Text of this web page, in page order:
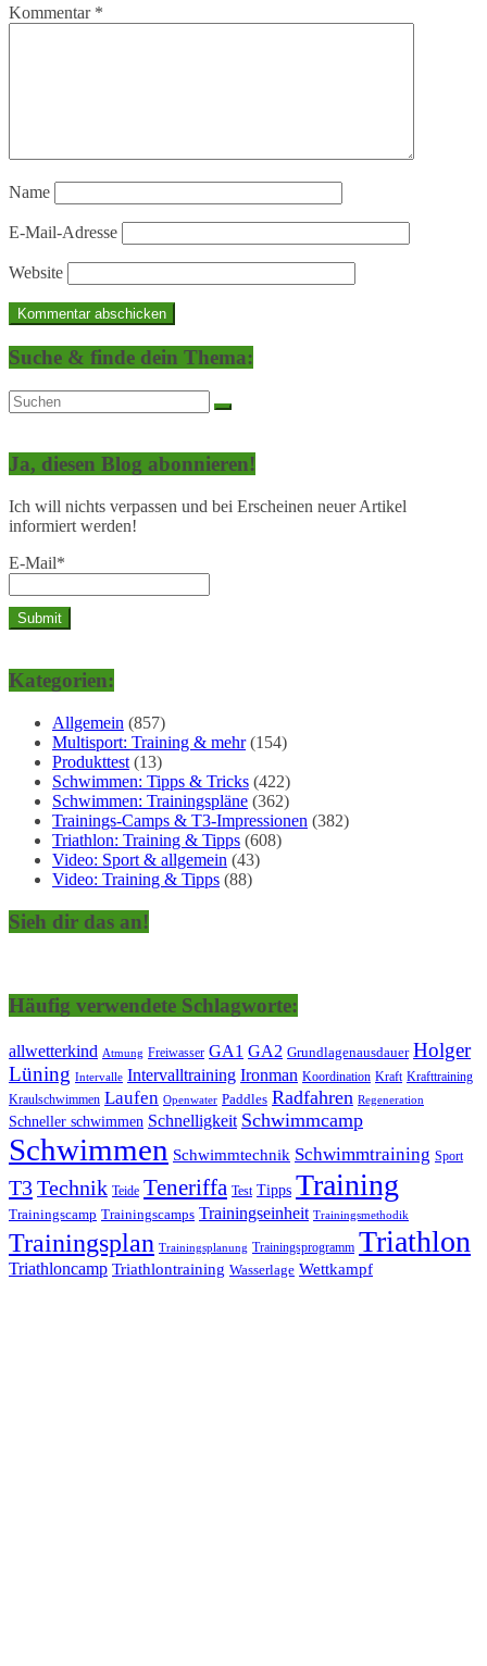
Kommentar *
Name
E-Mail-Adresse
Website
Suche & finde dein Thema:
Ja, diesen Blog abonnieren!
Ich will nichts verpassen und bei Erscheinen neuer Artikel
informiert werden!
E-Mail*
Kategorien:
Allgemein (857)
Multisport: Training & mehr(154)
Produkttest (13)
Schwimmen: Tipps & Tricks (422)
Schwimmen: Trainingspläne (362)
Trainings-Camps & T3-Impressionen (382)
Triathlon: Training & Tipps (608)
Video: Sport & allgemein (43)
Video: Training & Tipps (88)
Sieh dir das an!
Häufig verwendete Schlagworte:
allwetterkind Atmung Freiwasser GA1 GA2 Grundlagenausdauer Holger
Lüning Intervalle Intervalltraining Ironman Koordination Kraft Krafttraining
Kraulschwimmen Laufen Openwater Paddles Radfahren Regeneration
Schneller schwimmen Schnelligkeit Schwimmcamp
Schwimmen Schwimmtechnik Schwimmtraining Sport
T3Technik Teide Teneriffa Test Tipps Training
Trainingscamp Trainingscamps Trainingseinheit Trainingsmethodik
Trainingsplan Trainingsplanung Trainingsprogramm Triathlon
Triathloncamp Triathlontraining Wasserlage Wettkampf